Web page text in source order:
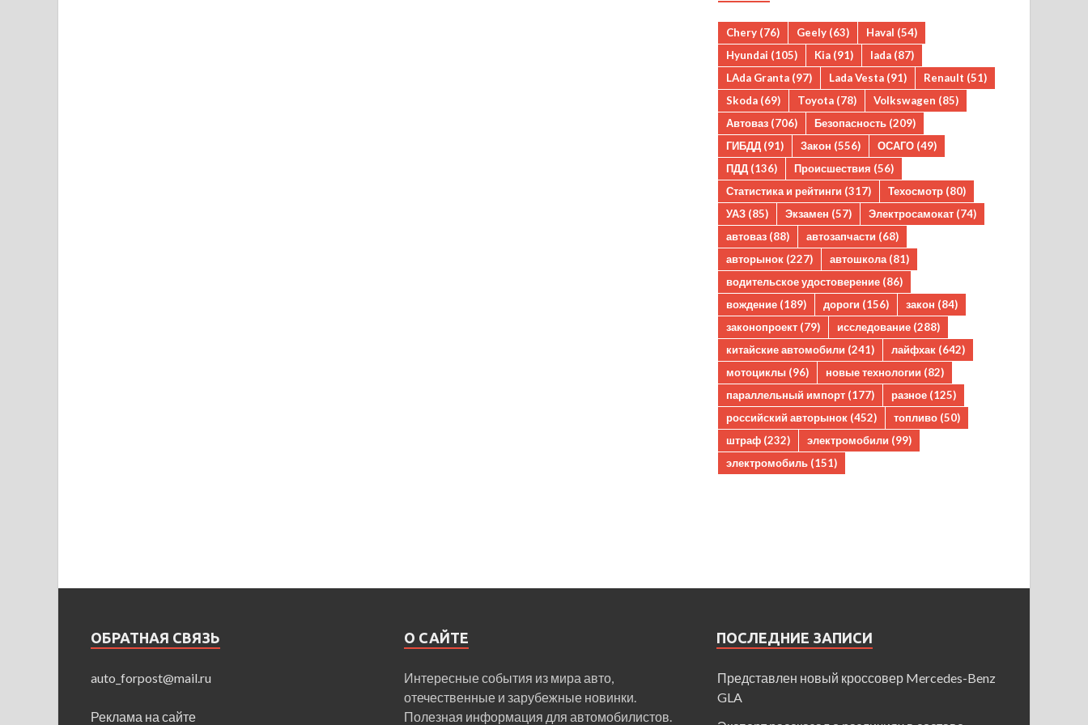
Chery (76) Geely (63) Haval (54)
Hyundai (105) Kia (91) lada (87)
LAda Granta (97) Lada Vesta (91) Renault (51)
Skoda (69) Toyota (78) Volkswagen (85)
Автоваз (706) Безопасность (209)
ГИБДД (91) Закон (556) ОСАГО (49)
ПДД (136) Происшествия (56)
Статистика и рейтинги (317) Техосмотр (80)
УАЗ (85) Экзамен (57) Электросамокат (74)
автоваз (88) автозапчасти (68)
авторынок (227) автошкола (81)
водительское удостоверение (86)
вождение (189) дороги (156) закон (84)
законопроект (79) исследование (288)
китайские автомобили (241) лайфхак (642)
мотоциклы (96) новые технологии (82)
параллельный импорт (177) разное (125)
российский авторынок (452) топливо (50)
штраф (232) электромобили (99)
электромобиль (151)
ОБРАТНАЯ СВЯЗЬ
auto_forpost@mail.ru
Реклама на сайте
О САЙТЕ
Интересные события из мира авто,
отечественные и зарубежные новинки.
Полезная информация для автомобилистов.
ПОСЛЕДНИЕ ЗАПИСИ
Представлен новый кроссовер Mercedes-Benz
GLA